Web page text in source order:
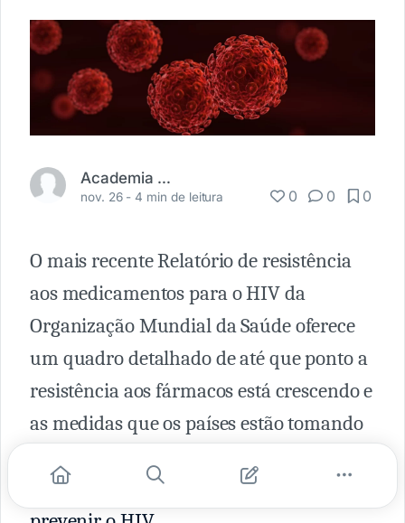
Academia Médica
nov. 26 -4 min de leitura 0 0 0
O mais recente Relatório de resistência
aos medicamentos para o HIV da
Organização Mundial da Saúde oferece
um quadro detalhado de até que ponto a
resistência aos fármacos está crescendo e
as medidas que os países estão tomando
medicamentos eficazes para